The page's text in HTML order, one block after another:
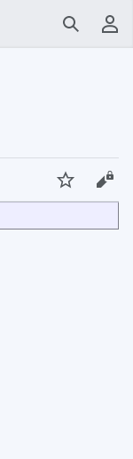
搜索 用
监视 查